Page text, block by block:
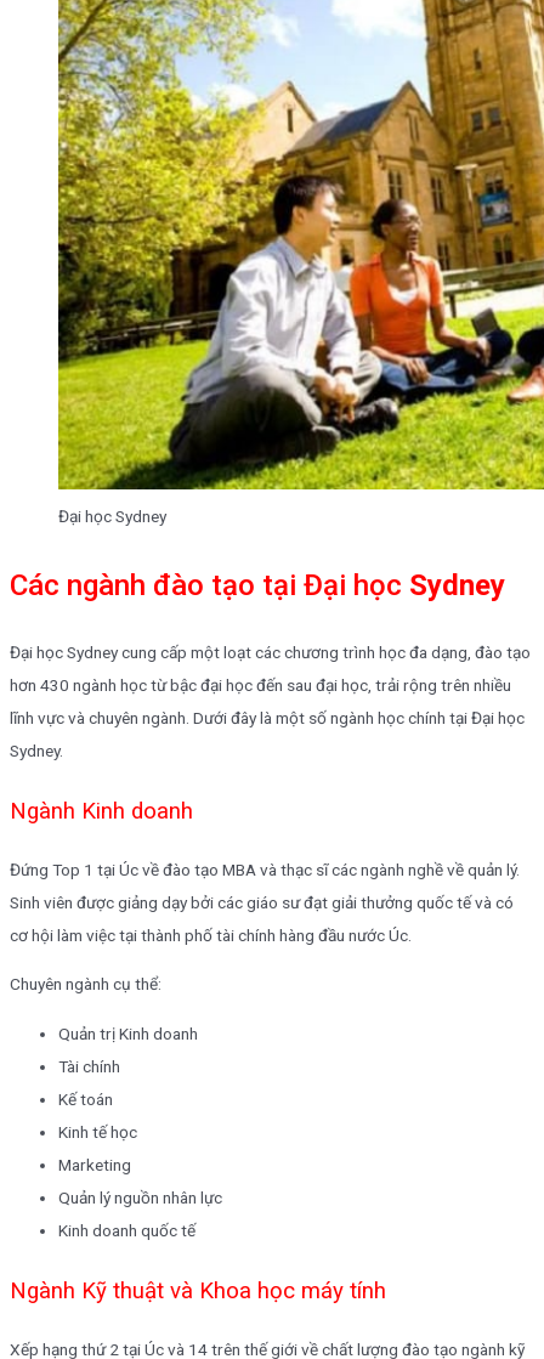
Đại học Sydney
Các ngành đào tạo tại Đại học Sydney
Đại học Sydney cung cấp một loạt các chương trình học đa dạng, đào tạo
hơn 430 ngành học từ bậc đại học đến sau đại học, trải rộng trên nhiều
lĩnh vực và chuyên ngành. Dưới đây là một số ngành học chính tại Đại học
Sydney.
Ngành Kinh doanh
Đứng Top 1 tại Úc về đào tạo MBA và thạc sĩ các ngành nghề về quản lý.
Sinh viên được giảng dạy bởi các giáo sư đạt giải thưởng quốc tế và có
cơ hội làm việc tại thành phố tài chính hàng đầu nước Úc.
Chuyên ngành cụ thể:
Quản trị Kinh doanh
Tài chính
Kế toán
Kinh tế học
Marketing
Quản lý nguồn nhân lực
Kinh doanh quốc tế
Ngành Kỹ thuật và Khoa học máy tính
Xếp hạng thứ 2 tại Úc và 14 trên thế giới về chất lượng đào tạo ngành kỹ